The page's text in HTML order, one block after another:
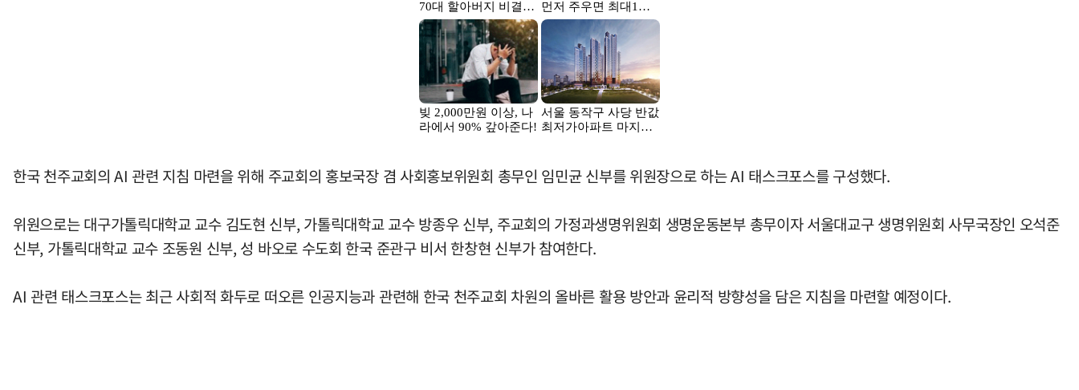
한국 천주교회의 AI 관련 지침 마련을 위해 주교회의 홍보국장 겸 사회홍보위원회 총무인 임민균 신부를 위원장으로 하는 AI 태스크포스를 구성했다.
위원으로는 대구가톨릭대학교 교수 김도현 신부, 가톨릭대학교 교수 방종우 신부, 주교회의 가정과생명위원회 생명운동본부 총무이자 서울대교구 생명위원회 사무국장인 오석준
신부, 가톨릭대학교 교수 조동원 신부, 성 바오로 수도회 한국 준관구 비서 한창현 신부가 참여한다.
AI 관련 태스크포스는 최근 사회적 화두로 떠오른 인공지능과 관련해 한국 천주교회 차원의 올바른 활용 방안과 윤리적 방향성을 담은 지침을 마련할 예정이다.